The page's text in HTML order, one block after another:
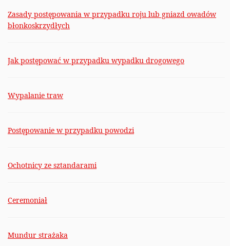
Zasady postępowania w przypadku roju lub gniazd owadów
błonkoskrzydłych
Jak postępować w przypadku wypadku drogowego
Wypalanie traw
Postępowanie w przypadku powodzi
Ochotnicy ze sztandarami
Ceremoniał
Mundur strażaka